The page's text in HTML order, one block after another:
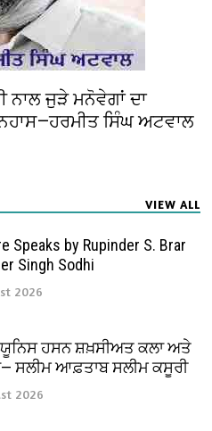
ਨਾਲ ਜੁੜੇ ਮਨੋਵੇਗਾਂ ਦਾ
ਸਿੰਘ ਅਟਵਾਲ
VIEW ALL
Speaks by Rupinder S. Brar
Singh Sodhi
2026
ਹਸਨ ਸ਼ਖ਼ਸੀਅਤ ਕਲਾ ਅਤੇ
ਸਲੀਮ ਆਫ਼ਤਾਬ ਸਲੀਮ ਕਸੂਰੀ
2026